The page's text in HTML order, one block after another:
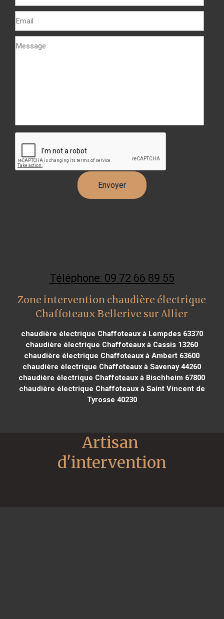
Téléphone: 09 72 66 89 55
Zone intervention chaudière électrique
Chaffoteaux Bellerive sur Allier
chaudière électrique Chaffoteaux à Lempdes 63370
chaudière électrique Chaffoteaux à Cassis 13260
chaudière électrique Chaffoteaux à Ambert 63600
chaudière électrique Chaffoteaux à Savenay 44260
chaudière électrique Chaffoteaux à Bischheim 67800
chaudière électrique Chaffoteaux à Saint Vincent de
Tyrosse 40230
Artisan
d'intervention